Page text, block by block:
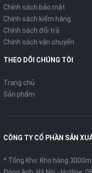
Chính sách bảo mật
Chính sách kiểm hàng
Chính sách đổi trả
Chính sách vận chuyển
THEO DÕI CHÚNG TÔI
Trang chủ
Sản phẩm
CÔNG TY CỔ PHẦN SẢN
* Tổng Kho: Kho hàng